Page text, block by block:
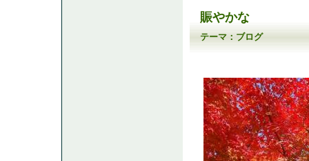
賑やかな
テーマ：ブログ